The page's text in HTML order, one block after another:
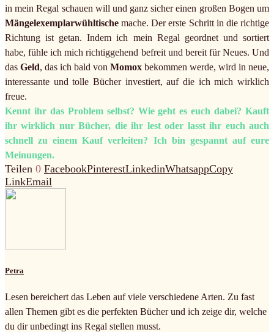
in mein Regal schauen will und ganz sicher einen großen Bogen um
Mängelexemplarwühltische mache. Der erste Schritt in die richtige
Richtung ist getan. Indem ich mein Regal geordnet und sortiert
habe, fühle ich mich richtiggehend befreit und bereit für Neues. Und
das Geld, das ich bald von Momox bekommen werde, wird in neue,
interessante und tolle Bücher investiert, auf die ich mich wirklich
freue.
Kennt ihr das Problem selbst? Wie geht es euch dabei? Kauft
ihr wirklich nur Bücher, die ihr lest oder lasst ihr euch auch
schnell zu einem Kauf verleiten? Ich bin gespannt auf eure
Meinungen.
Teilen 0 FacebookPinterestLinkedinWhatsappCopy
LinkEmail
Petra
Lesen bereichert das Leben auf viele verschiedene Arten. Zu fast
allen Themen gibt es die perfekten Bücher und ich zeige dir, welche
du dir unbedingt ins Regal stellen musst.